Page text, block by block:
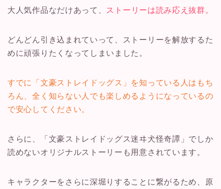
大人気作品なだけあって、 ストーリーは読み応え抜群。
どんどん引き込まれていって、ストーリーを解放するた
めに頑張りたくなってしまいました。
すでに「文豪ストレイドッグス」を知っている人はもち
ろん、全く知らない人でも楽しめるようになっているの
で安心してください。
さらに、「文豪ストレイドッグス迷ヰ犬怪奇譚」でしか
読めないオリジナルストーリーも用意されています。
キャラクターをさらに深堀りすることに繋がるため、原